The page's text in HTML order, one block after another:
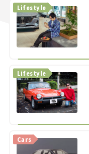
Lifestyle
Lifestyle
Cars